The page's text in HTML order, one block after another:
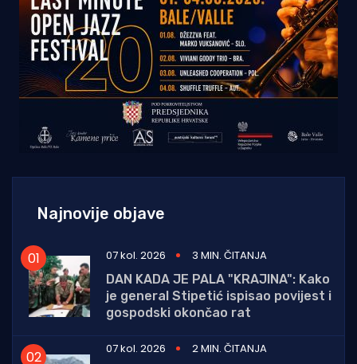
Najnovije objave
07 kol. 2026
3 MIN. ČITANJA
DAN KADA JE PALA "KRAJINA": Kako
je general Stipetić ispisao povijest i
gospodski okončao rat
07 kol. 2026
2 MIN. ČITANJA